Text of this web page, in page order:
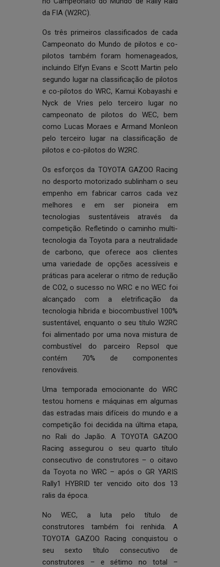
da FIA (W2RC).
Os três primeiros classificados de cada
Campeonato do Mundo de pilotos e co-
pilotos também foram homenageados,
incluindo Elfyn Evans e Scott Martin pelo
segundo lugar na classificação de pilotos
e co-pilotos do WRC, Kamui Kobayashi e
Nyck de Vries pelo terceiro lugar no
campeonato de pilotos do WEC, bem
como Lucas Moraes e Armand Monleon
pelo terceiro lugar na classificação de
pilotos e co-pilotos do W2RC.
Os esforços da TOYOTA GAZOO Racing
no desporto motorizado sublinham o seu
empenho em fabricar carros cada vez
melhores e em ser pioneira em
tecnologias sustentáveis através da
competição. Refletindo o caminho multi-
tecnologia da Toyota para a neutralidade
de carbono, que oferece aos clientes
uma variedade de opções acessíveis e
práticas para acelerar o ritmo de redução
de CO2, o sucesso no WRC e no WEC foi
alcançado com a eletrificação da
tecnologia híbrida e biocombustível 100%
sustentável, enquanto o seu título W2RC
foi alimentado por uma nova mistura de
combustível do parceiro Repsol que
contém 70% de componentes
renováveis.
Uma temporada emocionante do WRC
testou homens e máquinas em algumas
das estradas mais difíceis do mundo e a
competição foi decidida na última etapa,
no Rali do Japão. A TOYOTA GAZOO
Racing assegurou o seu quarto título
consecutivo de construtores – o oitavo
da Toyota no WRC – após o GR YARIS
Rally1 HYBRID ter vencido oito dos 13
ralis da época.
No WEC, a luta pelo título de
construtores também foi renhida. A
TOYOTA GAZOO Racing conquistou o
seu sexto título consecutivo de
construtores – e sétimo no total –